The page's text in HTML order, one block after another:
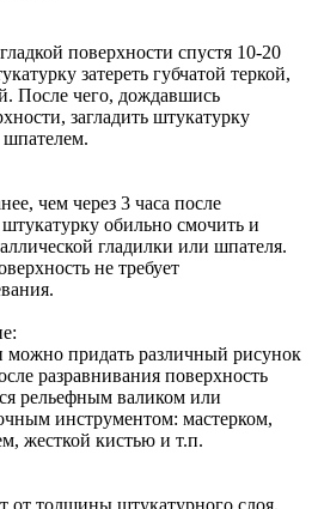
поверхности спустя 10-20
затереть губчатой теркой,
После чего, дождавшись
загладить штукатурку
чем через 3 часа после
обильно смочить и
гладилки или шпателя.
не требует
можно придать различный рисунок
разравнивания поверхность
рельефным валиком или
инструментом: мастерком,
жесткой кистью и т.п.